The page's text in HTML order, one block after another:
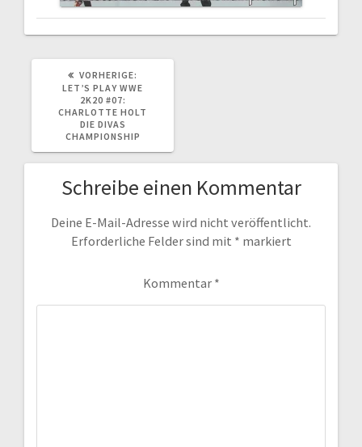
VORHERIGE:
BEITRAG:
LET’S PLAY WWE
2K20 #07:
CHARLOTTE HOLT
DIE DIVAS
CHAMPIONSHIP
Schreibe einen Kommentar
Deine E-Mail-Adresse wird nicht veröffentlicht.
Erforderliche Felder sind mit * markiert
Kommentar *